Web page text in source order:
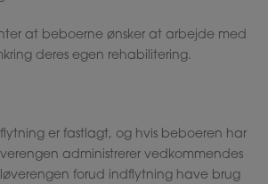
at beboerne ønsker at arbejde med
deres egen rehabilitering.
er fastlagt, og hvis beboeren har
administrerer vedkommendes
forud indflytning have brug